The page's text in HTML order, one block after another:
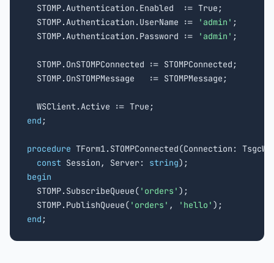
  STOMP.Authentication.Enabled  := True;
  STOMP.Authentication.UserName :=
'admin' ;
  STOMP.Authentication.Password :=
'admin' ;
  STOMP.OnSTOMPConnected := STOMPConnected;
  STOMP.OnSTOMPMessage   := STOMPMessage;
end ;
procedure TForm1.STOMPConnected(Connection:
const Session, Server: string
begin
STOMP.SubscribeQueue( 'orders' );
  STOMP.PublishQueue(
'orders' , 'hello'
end ;